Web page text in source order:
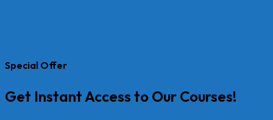
Special Offer
Get Instant Access to Our Courses!